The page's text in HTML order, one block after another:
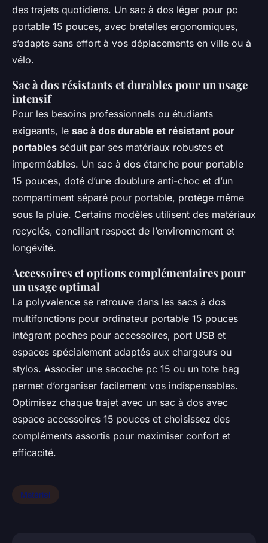
des trajets quotidiens. Un sac à dos léger pour pc
portable 15 pouces, avec bretelles ergonomiques,
s’adapte sans effort à vos déplacements en ville ou à
vélo.
Sac à dos résistants et durables pour un usage
intensif
Pour les besoins professionnels ou étudiants
exigeants, le sac à dos durable et résistant pour
portables séduit par ses matériaux robustes et
imperméables. Un sac à dos étanche pour portable
15 pouces, doté d’une doublure anti-choc et d’un
compartiment séparé pour portable, protège même
sous la pluie. Certains modèles utilisent des matériaux
recyclés, conciliant respect de l’environnement et
longévité.
Accessoires et options complémentaires pour
un usage optimal
La polyvalence se retrouve dans les sacs à dos
multifonctions pour ordinateur portable 15 pouces
intégrant poches pour accessoires, port USB et
espaces spécialement adaptés aux chargeurs ou
stylos. Associer une sacoche pc 15 ou un tote bag
permet d’organiser facilement vos indispensables.
Optimisez chaque trajet avec un sac à dos avec
espace accessoires 15 pouces et choisissez des
compléments assortis pour maximiser confort et
efficacité.
Matériel